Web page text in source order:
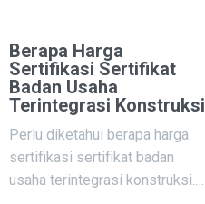
Berapa Harga
Sertifikasi Sertifikat
Badan Usaha
Terintegrasi Konstruksi
Perlu diketahui berapa harga
sertifikasi sertifikat badan
usaha terintegrasi konstruksi.…